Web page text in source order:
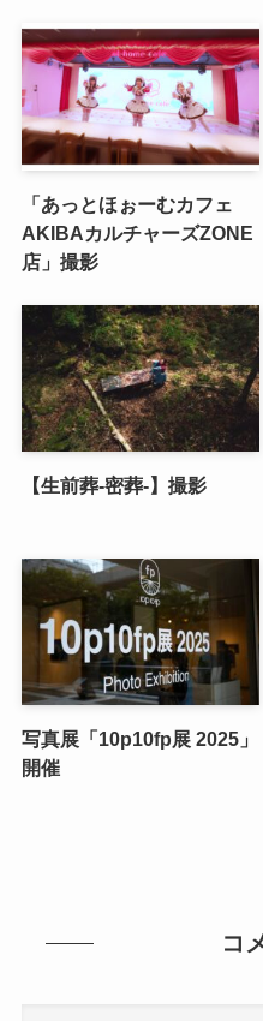
「あっとほぉーむカフェ
AKIBAカルチャーズZONE
店」撮影
【生前葬-密葬-】撮影
写真展「10p10fp展 2025」
開催
コ